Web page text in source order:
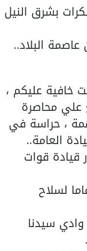
بشرق النيل
البلاد..
خافية عليكم ،
علي محاصرة
، حراسة في
العامة..
قيادة قوات
لسلاح
سيدنا